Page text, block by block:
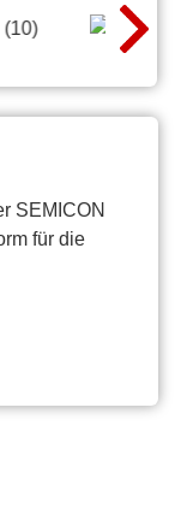
SEMICON
für die